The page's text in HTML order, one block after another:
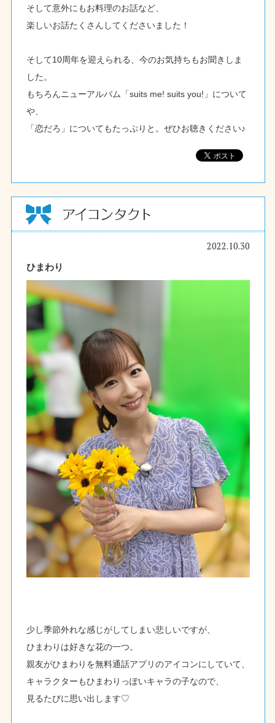
そして意外にもお料理のお話など、
楽しいお話たくさんしてくださいました！
そして10周年を迎えられる、今のお気持ちもお聞きしま
した。
もちろんニューアルバム「suits me! suits you!」について
や、
「恋だろ」についてもたっぷりと。ぜひお聴きください♪
2022.10.30
ひまわり
少し季節外れな感じがしてしまい悲しいですが、
ひまわりは好きな花の一つ。
親友がひまわりを無料通話アプリのアイコンにしていて、
キャラクターもひまわりっぽいキャラの子なので、
見るたびに思い出します♡